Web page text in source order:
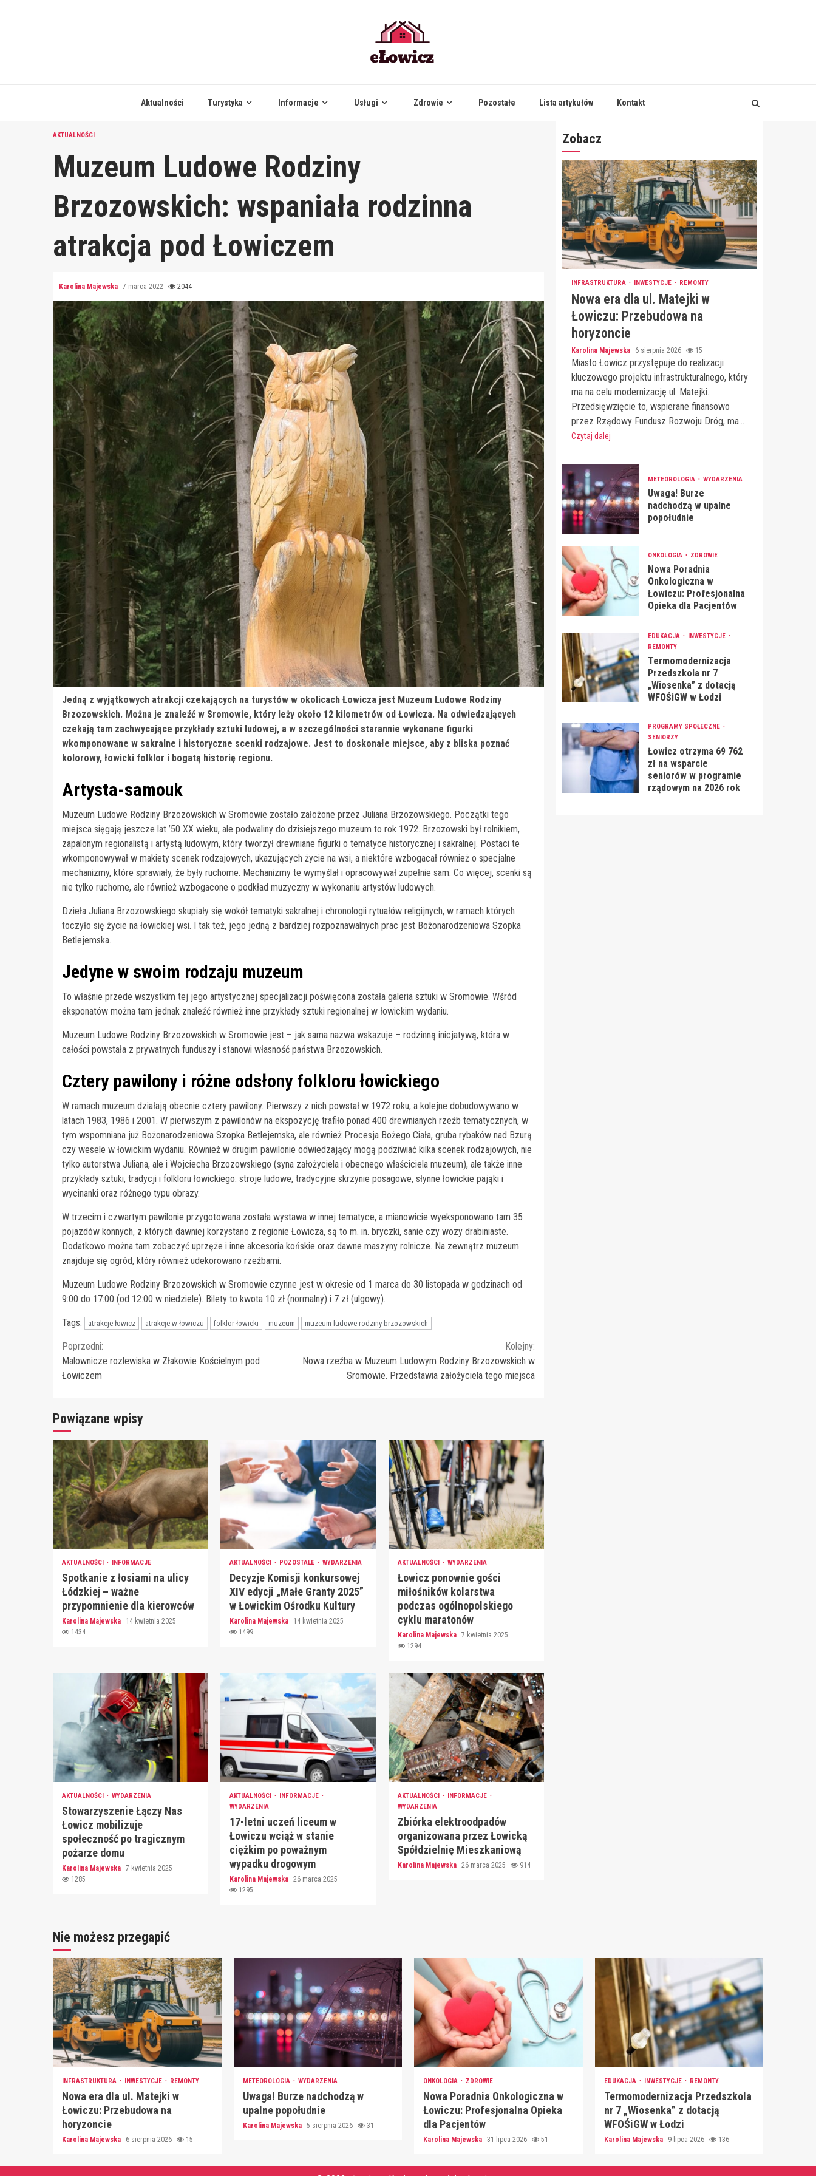
Aktualności Turystyka Informacje Usługi Zdrowie Pozostałe Lista artykułów Kontakt
AKTUALNOŚCI
Muzeum Ludowe Rodziny
Brzozowskich: wspaniała rodzinna
atrakcja pod Łowiczem
Karolina Majewska 7 marca 2022 2044
Jedną z wyjątkowych atrakcji czekających na turystów w okolicach Łowicza jest Muzeum Ludowe Rodziny
Brzozowskich. Można je znaleźć w Sromowie, który leży około 12 kilometrów od Łowicza. Na odwiedzających
czekają tam zachwycające przykłady sztuki ludowej, a w szczególności starannie wykonane figurki
wkomponowane w sakralne i historyczne scenki rodzajowe. Jest to doskonałe miejsce, aby z bliska poznać
kolorowy, łowicki folklor i bogatą historię regionu.
Artysta-samouk
Muzeum Ludowe Rodziny Brzozowskich w Sromowie zostało założone przez Juliana Brzozowskiego. Początki tego
miejsca sięgają jeszcze lat ’50 XX wieku, ale podwaliny do dzisiejszego muzeum to rok 1972. Brzozowski był rolnikiem,
zapalonym regionalistą i artystą ludowym, który tworzył drewniane figurki o tematyce historycznej i sakralnej. Postaci te
wkomponowywał w makiety scenek rodzajowych, ukazujących życie na wsi, a niektóre wzbogacał również o specjalne
mechanizmy, które sprawiały, że były ruchome. Mechanizmy te wymyślał i opracowywał zupełnie sam. Co więcej, scenki są
nie tylko ruchome, ale również wzbogacone o podkład muzyczny w wykonaniu artystów ludowych.
Dzieła Juliana Brzozowskiego skupiały się wokół tematyki sakralnej i chronologii rytuałów religijnych, w ramach których
toczyło się życie na łowickiej wsi. I tak też, jego jedną z bardziej rozpoznawalnych prac jest Bożonarodzeniowa Szopka
Betlejemska.
Jedyne w swoim rodzaju muzeum
To właśnie przede wszystkim tej jego artystycznej specjalizacji poświęcona została galeria sztuki w Sromowie. Wśród
eksponatów można tam jednak znaleźć również inne przykłady sztuki regionalnej w łowickim wydaniu.
Muzeum Ludowe Rodziny Brzozowskich w Sromowie jest – jak sama nazwa wskazuje – rodzinną inicjatywą, która w
całości powstała z prywatnych funduszy i stanowi własność państwa Brzozowskich.
Cztery pawilony i różne odsłony folkloru łowickiego
W ramach muzeum działają obecnie cztery pawilony. Pierwszy z nich powstał w 1972 roku, a kolejne dobudowywano w
latach 1983, 1986 i 2001. W pierwszym z pawilonów na ekspozycję trafiło ponad 400 drewnianych rzeźb tematycznych, w
tym wspomniana już Bożonarodzeniowa Szopka Betlejemska, ale również Procesja Bożego Ciała, gruba rybaków nad Bzurą
czy wesele w łowickim wydaniu. Również w drugim pawilonie odwiedzający mogą podziwiać kilka scenek rodzajowych, nie
tylko autorstwa Juliana, ale i Wojciecha Brzozowskiego (syna założyciela i obecnego właściciela muzeum), ale także inne
przykłady sztuki, tradycji i folkloru łowickiego: stroje ludowe, tradycyjne skrzynie posagowe, słynne łowickie pająki i
wycinanki oraz różnego typu obrazy.
W trzecim i czwartym pawilonie przygotowana została wystawa w innej tematyce, a mianowicie wyeksponowano tam 35
pojazdów konnych, z których dawniej korzystano z regionie Łowicza, są to m. in. bryczki, sanie czy wozy drabiniaste.
Dodatkowo można tam zobaczyć uprzęże i inne akcesoria końskie oraz dawne maszyny rolnicze. Na zewnątrz muzeum
znajduje się ogród, który również udekorowano rzeźbami.
Muzeum Ludowe Rodziny Brzozowskich w Sromowie czynne jest w okresie od 1 marca do 30 listopada w godzinach od
9:00 do 17:00 (od 12:00 w niedziele). Bilety to kwota 10 zł (normalny) i 7 zł (ulgowy).
Tags: atrakcje łowicz atrakcje w łowiczu folklor łowicki muzeum muzeum ludowe rodziny brzozowskich
Continue
Reading
Poprzedni:
Malownicze rozlewiska w Złakowie Kościelnym pod
Łowiczem
Kolejny:
Nowa rzeźba w Muzeum Ludowym Rodziny Brzozowskich w
Sromowie. Przedstawia założyciela tego miejsca
Powiązane wpisy
AKTUALNOŚCI INFORMACJE
Spotkanie z łosiami na ulicy
Łódzkiej – ważne
przypomnienie dla kierowców
Karolina Majewska
14 kwietnia 2025
1434
AKTUALNOŚCI POZOSTAŁE WYDARZENIA
Decyzje Komisji konkursowej
XIV edycji „Małe Granty 2025”
w Łowickim Ośrodku Kultury
Karolina Majewska
14 kwietnia 2025
1499
AKTUALNOŚCI WYDARZENIA
Łowicz ponownie gości
miłośników kolarstwa
podczas ogólnopolskiego
cyklu maratonów
Karolina Majewska 7 kwietnia 2025
1294
AKTUALNOŚCI WYDARZENIA
Stowarzyszenie Łączy Nas
Łowicz mobilizuje
społeczność po tragicznym
pożarze domu
Karolina Majewska 7 kwietnia 2025
1285
AKTUALNOŚCI
INFORMACJE
WYDARZENIA
17-letni uczeń liceum w
Łowiczu wciąż w stanie
ciężkim po poważnym
wypadku drogowym
Karolina Majewska 26 marca 2025
1295
AKTUALNOŚCI
INFORMACJE
WYDARZENIA
Zbiórka elektroodpadów
organizowana przez Łowicką
Spółdzielnię Mieszkaniową
Karolina Majewska 26 marca 2025 914
Zobacz
INFRASTRUKTURA INWESTYCJE REMONTY
Nowa era dla ul. Matejki w
Łowiczu: Przebudowa na
horyzoncie
Karolina Majewska 6 sierpnia 2026 15
Miasto Łowicz przystępuje do realizacji
kluczowego projektu infrastrukturalnego, który
ma na celu modernizację ul. Matejki.
Przedsięwzięcie to, wspierane finansowo
przez Rządowy Fundusz Rozwoju Dróg, ma...
Czytaj dalej
METEOROLOGIA WYDARZENIA
Uwaga! Burze
nadchodzą w upalne
popołudnie
ONKOLOGIA ZDROWIE
Nowa Poradnia
Onkologiczna w
Łowiczu: Profesjonalna
Opieka dla Pacjentów
EDUKACJA
INWESTYCJE
REMONTY
Termomodernizacja
Przedszkola nr 7
„Wiosenka” z dotacją
WFOŚiGW w Łodzi
PROGRAMY SPOŁECZNE
SENIORZY
Łowicz otrzyma 69 762
zł na wsparcie
seniorów w programie
rządowym na 2026 rok
Nie możesz przegapić
INFRASTRUKTURA INWESTYCJE REMONTY
Nowa era dla ul. Matejki w
Łowiczu: Przebudowa na
horyzoncie
Karolina Majewska 6 sierpnia 2026 15
METEOROLOGIA WYDARZENIA
Uwaga! Burze nadchodzą w
upalne popołudnie
Karolina Majewska 5 sierpnia 2026 31
ONKOLOGIA ZDROWIE
Nowa Poradnia Onkologiczna w
Łowiczu: Profesjonalna Opieka
dla Pacjentów
Karolina Majewska 31 lipca 2026 51
EDUKACJA INWESTYCJE REMONTY
Termomodernizacja Przedszkola
nr 7 „Wiosenka” z dotacją
WFOŚiGW w Łodzi
Karolina Majewska 9 lipca 2026 136